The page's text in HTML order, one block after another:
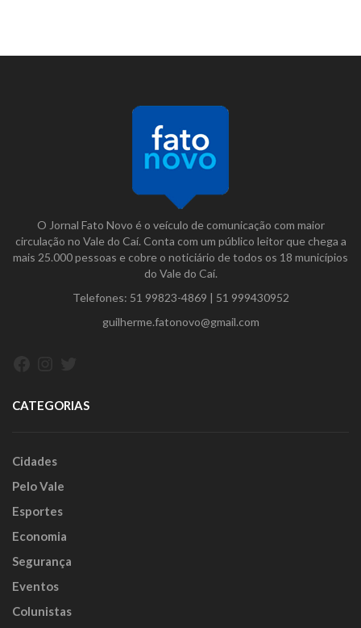
O Jornal Fato Novo é o veículo de comunicação com maior
circulação no Vale do Caí. Conta com um público leitor que chega a
mais 25.000 pessoas e cobre o noticiário de todos os 18 municípios
do Vale do Caí.
Telefones: 51 99823-4869
51 999430952
guilherme.fatonovo@gmail.com
CATEGORIAS
Cidades
Pelo Vale
Esportes
Economia
Segurança
Eventos
Colunistas